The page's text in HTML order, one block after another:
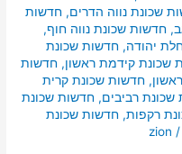
שכונת נווה הדרים,חדשות
,חדשות שכונת נווה חוף,
יהודה,חדשות שכונת
שכונת קידמת ראשון,חדשות
,חדשות שכונת קרית
שכונת רביבים,חדשות שכונת
רקפות,חדשות שכונת
/
zion